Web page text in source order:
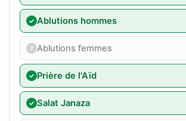
Ablutions hommes
Ablutions femmes
Prière de l'Aïd
Salat Janaza